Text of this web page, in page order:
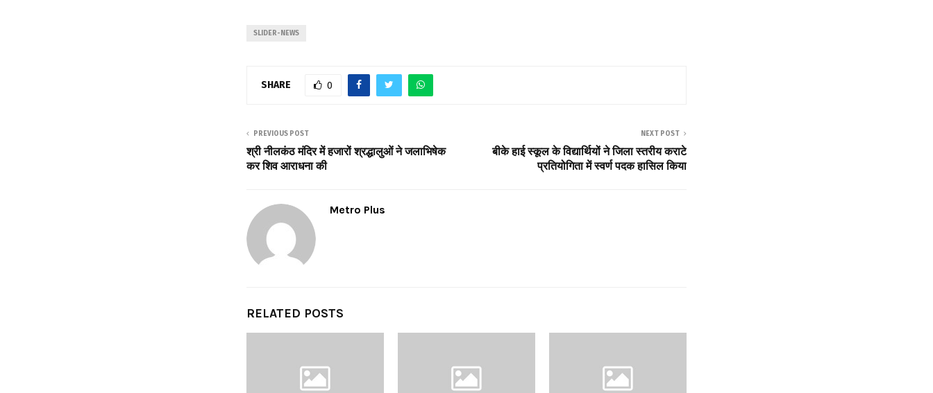
SLIDER-NEWS
SHARE 0
PREVIOUS POST
श्री नीलकंठ मंदिर में हजारों श्रद्धालुओं ने जलाभिषेक
कर शिव आराधना की
NEXT POST
बीके हाई स्कूल के विद्यार्थियों ने जिला स्तरीय कराटे
प्रतियोगिता में स्वर्ण पदक हासिल किया
Metro Plus
RELATED POSTS